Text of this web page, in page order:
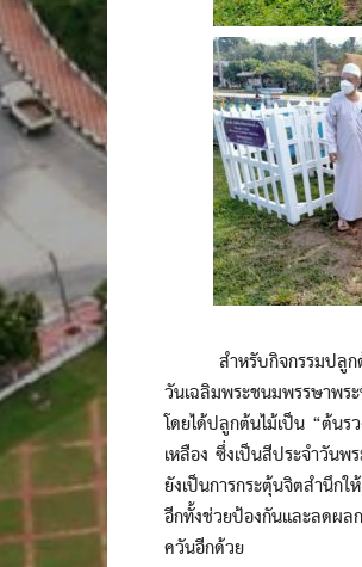
สำหรับกิจกรรมปลูกต้น
วันเฉลิมพระชนมพรรษาพร
โดยได้ปลูกต้นไม้เป็น “ต้น
เหลือง ซึ่งเป็นสีประจำวัน
ยังเป็นการกระตุ้นจิตสำนึก
อีกทั้งช่วยป้องกันและลดผ
ควันอีกด้วย